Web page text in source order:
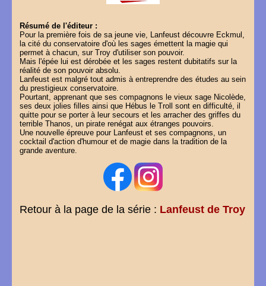
Résumé de l'éditeur :
Pour la première fois de sa jeune vie, Lanfeust découvre Eckmul,
la cité du conservatoire d'où les sages émettent la magie qui
permet à chacun, sur Troy d'utiliser son pouvoir.
Mais l'épée lui est dérobée et les sages restent dubitatifs sur la
réalité de son pouvoir absolu.
Lanfeust est malgré tout admis à entreprendre des études au sein
du prestigieux conservatoire.
Pourtant, apprenant que ses compagnons le vieux sage Nicolède,
ses deux jolies filles ainsi que Hébus le Troll sont en difficulté, il
quitte pour se porter à leur secours et les arracher des griffes du
terrible Thanos, un pirate renégat aux étranges pouvoirs.
Une nouvelle épreuve pour Lanfeust et ses compagnons, un
cocktail d'action d'humour et de magie dans la tradition de la
grande aventure.
Retour à la page de la série : Lanfeust de Troy